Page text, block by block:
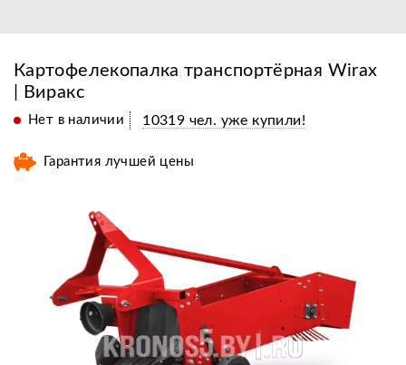
Картофелекопалка транспортёрная Wirax
| Виракс
Нет в наличии 10319 чел. уже купили!
Гарантия лучшей цены